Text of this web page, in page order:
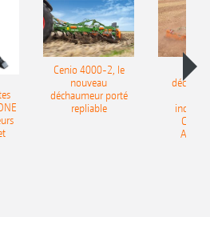
Cenio 4000-2, le
nouveau
déchaumeur porté
repliable